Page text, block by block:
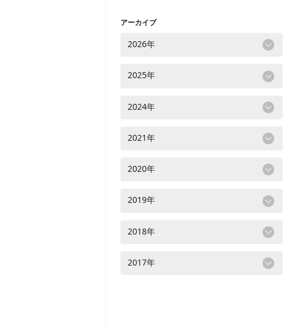
アーカイブ
2026年
2025年
2024年
2021年
2020年
2019年
2018年
2017年